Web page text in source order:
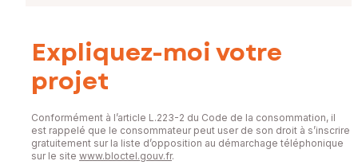
Expliquez-moi votre
projet
Conformément à l’article L.223-2 du Code de la consommation, il
est rappelé que le consommateur peut user de son droit à s’inscrire
gratuitement sur la liste d’opposition au démarchage téléphonique
sur le site www.bloctel.gouv.fr.